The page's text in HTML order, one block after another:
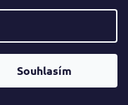
Souhlasím